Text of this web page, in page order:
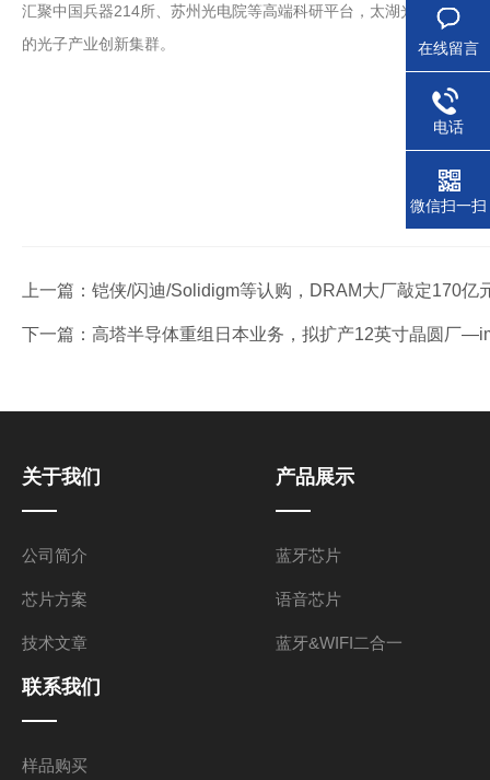
汇聚中国兵器214所、苏州光电院等高端科研平台，太湖光子科技
的光子产业创新集群。
上一篇： 铠侠/闪迪/Solidigm等认购，DRAM大厂敲定170
下一篇： 高塔半导体重组日本业务，拟扩产12英寸晶圆厂
关于我们
公司简介
芯片方案
技术文章
产品展示
蓝牙芯片
语音芯片
蓝牙&WIFI二合一
联系我们
样品购买
在线留言
电话
微信扫一扫